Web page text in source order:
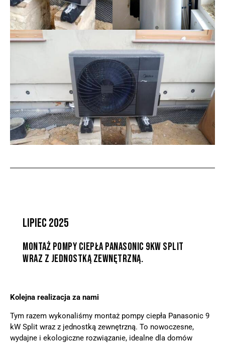
LIPIEC 2025
MONTAŻ POMPY CIEPŁA PANASONIC 9KW SPLIT
WRAZ Z JEDNOSTKĄ ZEWNĘTRZNĄ.
Kolejna realizacja za nami
Tym razem wykonaliśmy montaż pompy ciepła Panasonic 9
kW Split wraz z jednostką zewnętrzną. To nowoczesne,
wydajne i ekologiczne rozwiązanie, idealne dla domów